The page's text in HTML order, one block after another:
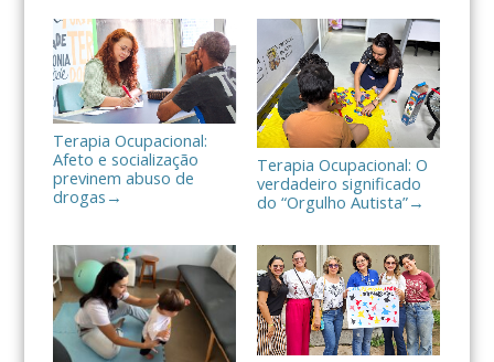
a
r
Terapia Ocupacional:
Afeto e socialização
previnem abuso de
drogas →
Terapia Ocupacional: O
verdadeiro significado
do “Orgulho Autista”→